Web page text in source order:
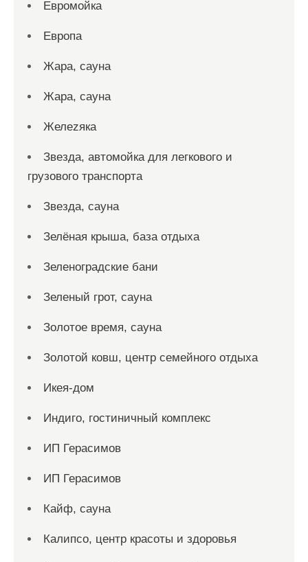
Евромойка
Европа
Жара, сауна
Жара, сауна
Желеzяка
Звезда, автомойка для легкового и
грузового транспорта
Звезда, сауна
Зелёная крыша, база отдыха
Зеленоградские бани
Зеленый грот, сауна
Золотое время, сауна
Золотой ковш, центр семейного отдыха
Икея-дом
Индиго, гостиничный комплекс
ИП Герасимов
ИП Герасимов
Кайф, сауна
Калипсо, центр красоты и здоровья